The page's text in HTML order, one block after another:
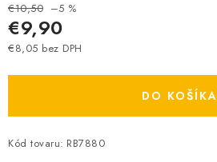
€10,50 –5 %
€9,90
€8,05 bez DPH
DO KOŠÍKA
Kód tovaru: RB7880